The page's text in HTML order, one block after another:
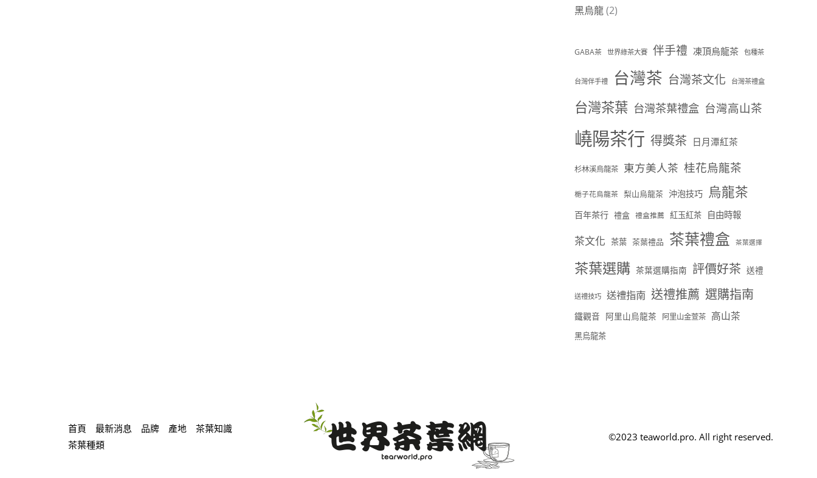
黑烏龍(2)
GABA茶 世界綠茶大賽 伴手禮 凍頂烏龍茶 包種茶
台灣伴手禮 台灣茶 台灣茶文化 台灣茶禮盒
台灣茶葉 台灣茶葉禮盒 台灣高山茶
嶢陽茶行 得獎茶 日月潭紅茶
杉林溪烏龍茶 東方美人茶 桂花烏龍茶
梔子花烏龍茶 梨山烏龍茶 沖泡技巧 烏龍茶
百年茶行 禮盒 禮盒推薦 紅玉紅茶 自由時報
茶文化 茶葉 茶葉禮品 茶葉禮盒 茶葉選擇
茶葉選購 茶葉選購指南 評價好茶 送禮
送禮技巧 送禮指南 送禮推薦 選購指南
鐵觀音 阿里山烏龍茶 阿里山金萱茶 高山茶
黑烏龍茶
首頁 最新消息 品牌 產地
茶葉知識
茶葉種類
©2023 teaworld.pro. All right reserved.